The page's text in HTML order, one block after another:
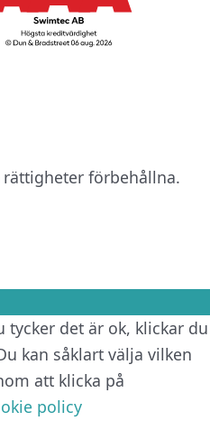
rättigheter förbehållna.
tycker det är ok, klickar du
kan såklart välja vilken
att klicka på
policy